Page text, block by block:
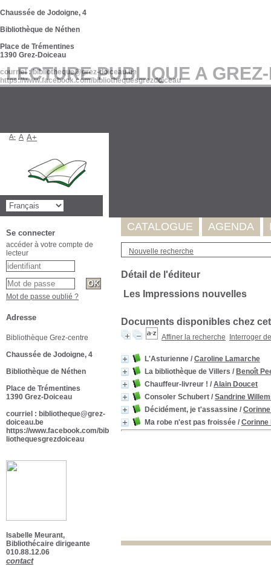
LECTURE PUBLIQUE A
Nouvelle recherche
Détail de l'éditeur
Les Impressions nouvelles
Documents disponibles chez
Affiner la recherche Interroger
L'Asturienne / Caroline Lamarche
La bibliothèque de Villers / Benoît
Chauffeur-livreur ! / Alain Doucet
Consoler Schubert / Sandrine
Décidément, je t'assassine /
Ma robe n'est pas froissée / Corinne
Chaussée de Jodoigne, 4
Bibliothèque de Néthen
Place de Trémentines
1390 Grez-Doiceau
courriel : bibliotheque@grez-doiceau.be
https://www.facebook.com/bibliothequesgrezdoiceau
CATALOGUE AGENDA
A- A A+
Se connecter
accéder à votre compte de
lecteur
Mot de passe oublié ?
Adresse
Bibliothèque Grez-centre
Chaussée de Jodoigne, 4
Bibliothèque de Néthen
Place de Trémentines
1390 Grez-Doiceau
courriel : bibliotheque@grez-
doiceau.be
https://www.facebook.com/bib
liothequesgrezdoiceau
Isabelle Meurant,
Bibliothécaire dirigeante
010.88.12.06
contact